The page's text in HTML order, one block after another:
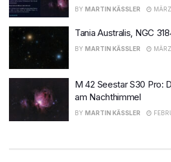
BY MARTIN KÄSSLER
Tania Australis, NGC
BY MARTIN KÄSSLER
M 42 Seestar S30 Pro:
am Nachthimmel
BY MARTIN KÄSSLER